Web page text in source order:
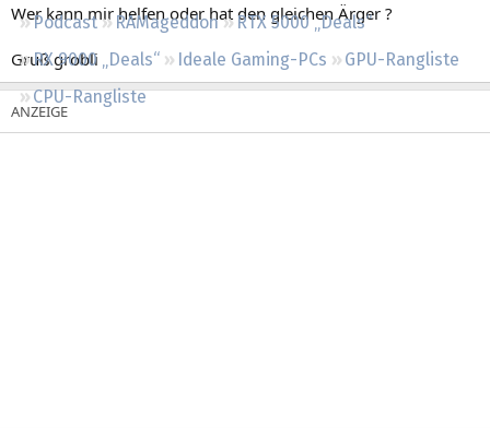
Podcast RAMageddon
RTX 5000 „Deals“
RX 9000 „Deals“
Ideale Gaming-PCs
GPU-Rangliste
CPU-Rangliste
Wer kann mir helfen oder hat den gleichen Ärger ?
Gruß grobli